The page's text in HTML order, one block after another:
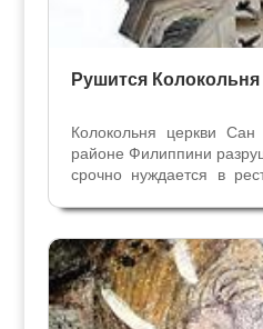
Рушится
Колокольня церкви
районе Филиппини
срочно нуждается в
восемнадцатого
второй мировой
пощадило. Падают камни
Верона